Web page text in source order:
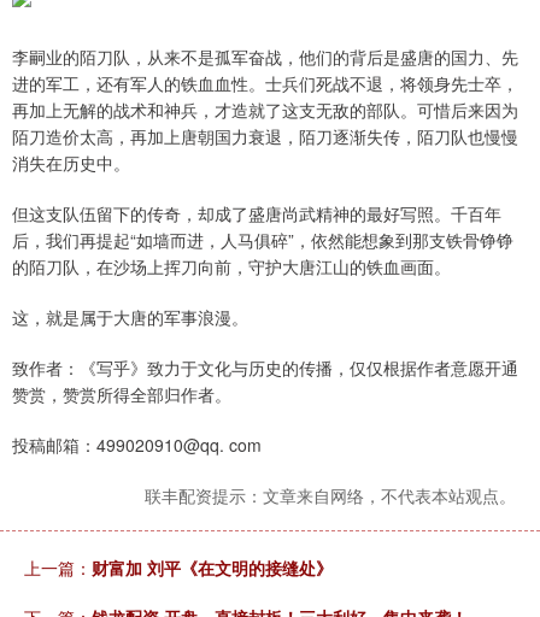
李嗣业的陌刀队，从来不是孤军奋战，他们的背后是盛唐的国力、先
进的军工，还有军人的铁血血性。士兵们死战不退，将领身先士卒，
再加上无解的战术和神兵，才造就了这支无敌的部队。可惜后来因为
陌刀造价太高，再加上唐朝国力衰退，陌刀逐渐失传，陌刀队也慢慢
消失在历史中。
但这支队伍留下的传奇，却成了盛唐尚武精神的最好写照。千百年
后，我们再提起“如墙而进，人马俱碎”，依然能想象到那支铁骨铮铮
的陌刀队，在沙场上挥刀向前，守护大唐江山的铁血画面。
这，就是属于大唐的军事浪漫。
致作者：《写乎》致力于文化与历史的传播，仅仅根据作者意愿开通
赞赏，赞赏所得全部归作者。
投稿邮箱：499020910@qq. com
联丰配资提示：文章来自网络，不代表本站观点。
上一篇： 财富加 刘平《在文明的接缝处》